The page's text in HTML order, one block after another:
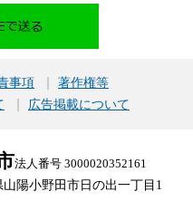
事項
著作権等
広告掲載について
法人番号 3000020352161
山陽小野田市日の出一丁目1